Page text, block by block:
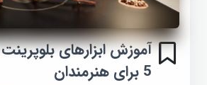
آموزش ابزارهای بلوپرینت
5 برای هنرمندان